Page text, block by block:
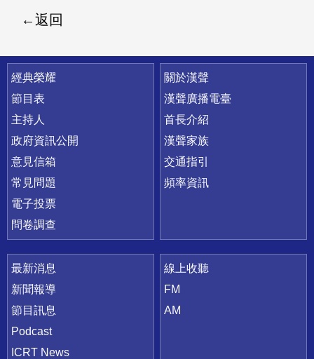
返回
快速連結
經典榮耀
節目表
主持人
政府資訊公開
意見信箱
常見問題
電子投票
問卷調查
關於漢聲
漢聲廣播電臺
首長介紹
漢聲家族
交通指引
頻率資訊
最新消息
新聞報導
節目訊息
Podcast
ICRT News
線上收聽
FM
AM